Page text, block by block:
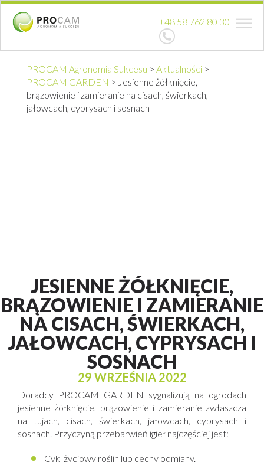
+48 58 762 80 30
PROCAM Agronomia Sukcesu > Aktualności >
PROCAM GARDEN > Jesienne żółknięcie,
brązowienie i zamieranie na cisach, świerkach,
jałowcach, cyprysach i sosnach
JESIENNE ŻÓŁKNIĘCIE,
BRĄZOWIENIE I ZAMIERANIE
NA CISACH, ŚWIERKACH,
JAŁOWCACH, CYPRYSACH I
SOSNACH
29 WRZEŚNIA 2022
Doradcy PROCAM GARDEN sygnalizują na ogrodach
jesienne żółknięcie, brązowienie i zamieranie zwłaszcza
na tujach, cisach, świerkach, jałowcach, cyprysach i
sosnach. Przyczyną przebarwień igieł najczęściej jest:
Cykl życiowy roślin lub cechy odmiany.